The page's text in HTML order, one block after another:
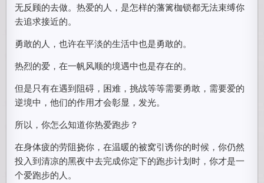
无反顾的去做。热爱的人，是怎样的藩篱枷锁都无法束缚你
去追求接近的。
勇敢的人，也许在平淡的生活中也是勇敢的。
热烈的爱，在一帆风顺的境遇中也是存在的。
但是只有在遇到阻碍，困难，挑战等等需要勇敢，需要爱的
逆境中，他们的作用才会彰显，发光。
所以，你怎么知道你热爱跑步？
在身体疲的劳阻挠你，在温暖的被窝引诱你的时候，你仍然
投入到清凉的黑夜中去完成你定下的跑步计划时，你才是一
个爱跑步的人。